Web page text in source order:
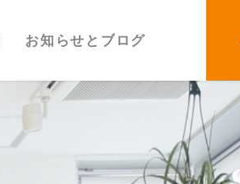
お知らせとブログ